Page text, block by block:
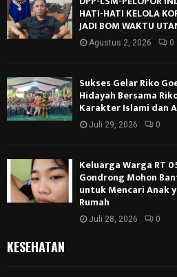
HATI-HATI KELOLA
JADI BOM WAKTU
Agustus 2, 2026 0
Sukses Gelar Riko
Hidayah Bersama
Karakter Islami dan
Juli 29, 2026 0
Keluarga Warga RT
Gondrong Mohon
untuk Mencari Anak
Rumah
Juli 28, 2026 0
KESEHATAN